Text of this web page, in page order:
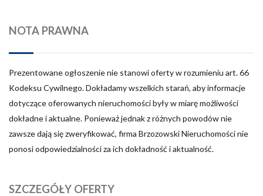
NOTA PRAWNA
Prezentowane ogłoszenie nie stanowi oferty w rozumieniu art. 66
Kodeksu Cywilnego. Dokładamy wszelkich starań, aby informacje
dotyczące oferowanych nieruchomości były w miarę możliwości
dokładne i aktualne. Ponieważ jednak z różnych powodów nie
zawsze dają się zweryfikować, firma Brzozowski Nieruchomości nie
ponosi odpowiedzialności za ich dokładność i aktualność.
SZCZEGÓŁY OFERTY